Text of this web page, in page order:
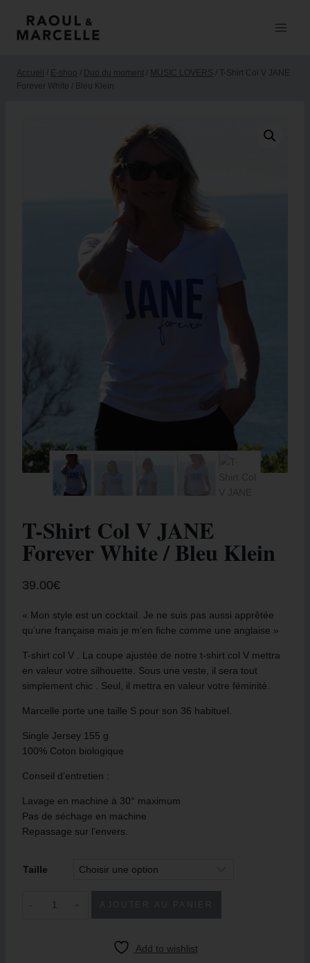
Accueil / E-shop / Duo du moment / MUSIC LOVERS / T-Shirt Col V JANE
Forever White / Bleu Klein
T-Shirt Col V JANE
Forever White / Bleu Klein
39.00€
« Mon style est un cocktail. Je ne suis pas aussi apprêtée
qu’une française mais je m’en fiche comme une anglaise »
T-shirt col V . La coupe ajustée de notre t-shirt col V mettra
en valeur votre silhouette. Sous une veste, il sera tout
simplement chic . Seul, il mettra en valeur votre féminité.
Marcelle porte une taille S pour son 36 habituel.
Single Jersey 155 g
100% Coton biologique
Conseil d’entretien :
Lavage en machine à 30° maximum
Pas de séchage en machine
Repassage sur l’envers.
Taille
Add to wishlist